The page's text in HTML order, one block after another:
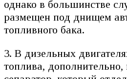
однако в большинстве
размещен под днищем
топливного бака.
3. В дизельных
топлива, дополнительно,